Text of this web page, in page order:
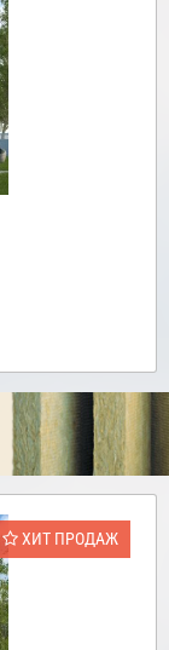
ХИТ ПРОДАЖ